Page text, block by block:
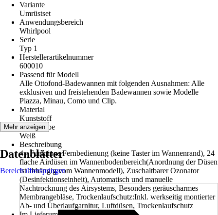
Variante
Umrüstset
Anwendungsbereich
Whirlpool
Serie
Typ 1
Herstellerartikelnummer
600010
Passend für Modell
Alle Ottofond-Badewannen mit folgenden Ausnahmen: Alle
exklusiven und freistehenden Badewannen sowie Modelle
Piazza, Minau, Como und Clip.
Material
Kunststoff
Grundfarbe
Weiß
Beschreibung
4 - Funktions Fernbedienung (keine Taster im Wannenrand), 24
flache Airdüsen im Wannenbodenbereich(Anordnung der Düsen
ist abhängig vom Wannenmodell), Zuschaltbarer Ozonator
(Desinfektionseinheit), Automatisch und manuelle
Nachtrocknung des Airsystems, Besonders geräuscharmes
Membrangebläse, Trockenlaufschutz:Inkl. werkseitig montierter
Ab- und Überlaufgarnitur, Luftdüsen, Trockenlaufschutz
Mehr anzeigen
Datenblätter
Bereich überspringen